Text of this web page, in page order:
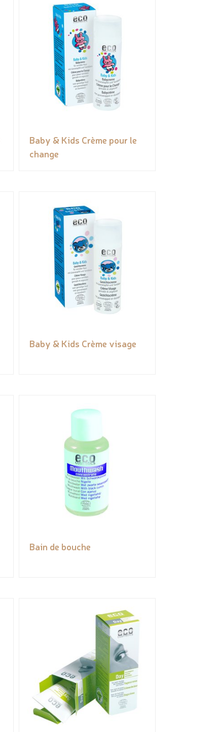
Baby & Kids Crème pour le
change
Baby & Kids Crème visage
Bain de bouche